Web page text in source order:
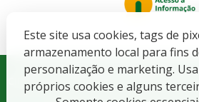
Este site usa cookies, tags de
armazenamento local para fins
personalização e marketing.
próprios cookies e alguns
Governo do Estado de Goiás.
CIENCIA, TECNOLOGIA E INOVACAO -